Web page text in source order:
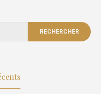
Rechercher :